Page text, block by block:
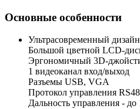
Основные особенности
Ультрасовременный дизайн
Большой цветной LCD-
Эргономичный 3D-
1 видеоканал вход/выход
Разъемы USB, VGA
Протокол управления
Дальность управления - до